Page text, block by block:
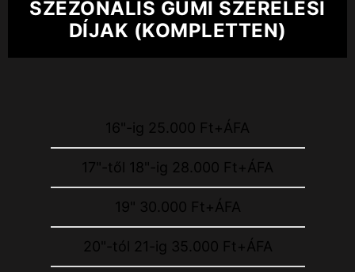
SZEZONÁLIS GUMI SZERELÉSI
DÍJAK (KOMPLETTEN)
16"-ig 25.000 Ft+ÁFA
17"-től 18"-ig 28.000 Ft+ÁFA
19" 30.000 Ft+ÁFA
20"-tól 21-ig 35.000 Ft+ÁFA